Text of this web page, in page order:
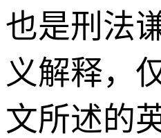
也是刑法
义解释，
文所述的